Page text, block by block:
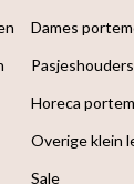
Dames
Pasjeshouders
Horeca
Overige klein
Sale